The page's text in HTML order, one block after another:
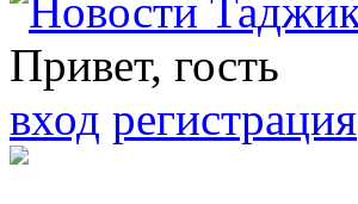
Привет, гость
вход регистрация